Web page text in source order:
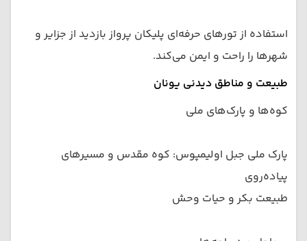
استفاده از تورهای حرفه‌ای پلیکان پرواز بازدید از جزایر و
شهرها را راحت و ایمن می‌کند.
طبیعت و مناطق دیدنی یونان
کوه‌ها و پارک‌های ملی
پارک ملی جبل اولیمپوس: کوه مقدس و مسیرهای
پیاده‌روی
طبیعت بکر و حیات وحش